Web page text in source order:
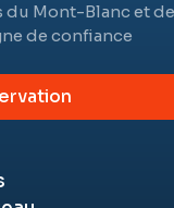
du Mont-Blanc et
de confiance